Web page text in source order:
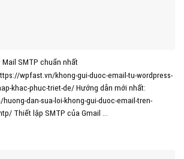
SMTP chuẩn nhất
wpfast.vn/khong-gui-duoc-email-tu-wordpress-
khac-phuc-triet-de/ Hướng dẫn mới nhất:
dan-sua-loi-khong-gui-duoc-email-tren-
Thiết lập SMTP của Gmail ...